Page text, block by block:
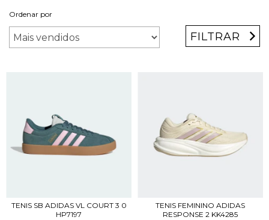
Ordenar por
FILTRAR
TENIS SB ADIDAS VL COURT 3 0
HP7197
TENIS FEMININO ADIDAS
RESPONSE 2 KK4285